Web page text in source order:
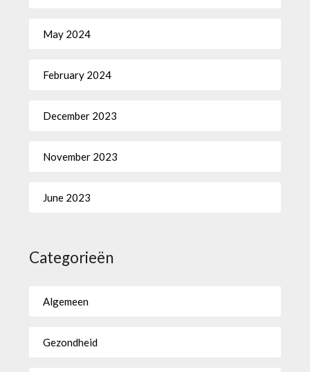
May 2024
February 2024
December 2023
November 2023
June 2023
Categorieën
Algemeen
Gezondheid